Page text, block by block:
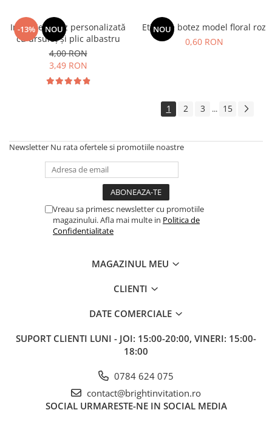
-13% NOU
Invitație botez personalizată
cu ursuleț și plic albastru
4,00 RON
3,49 RON
NOU
Etichete botez model floral roz
0,60 RON
1 2 3 ... 15
Newsletter Nu rata ofertele si promotiile noastre
Vreau sa primesc newsletter cu promotiile
magazinului. Afla mai multe in Politica de
Confidentialitate
MAGAZINUL MEU
CLIENTI
DATE COMERCIALE
SUPORT CLIENTI LUNI - JOI: 15:00-20:00, VINERI: 15:00-
18:00
0784 624 075
contact@brightinvitation.ro
SOCIAL URMARESTE-NE IN SOCIAL MEDIA